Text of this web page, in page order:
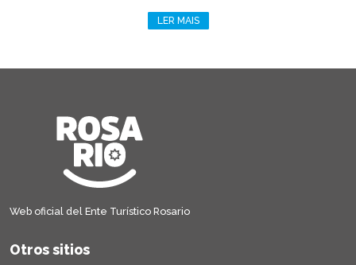
LER MAIS
Web oficial del Ente Turístico Rosario
Otros sitios